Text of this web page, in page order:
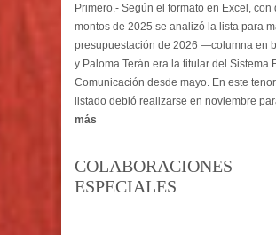
Primero.- Según el formato en Excel, con
montos de 2025 se analizó la lista para
presupuestación de 2026 —columna en
y Paloma Terán era la titular del Sistema
Comunicación desde mayo. En este
listado debió realizarse en noviembre
más
COLABORACIONES
ESPECIALES